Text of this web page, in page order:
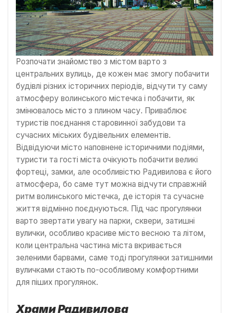
Розпочати знайомство з містом варто з
центральних вулиць, де кожен має змогу побачити
будівлі різних історичних періодів, відчути ту саму
атмосферу волинського містечка і побачити, як
змінювалось місто з плином часу. Приваблює
туристів поєднання старовинної забудови та
сучасних міських будівельних елементів.
Відвідуючи місто наповнене історичними подіями,
туристи та гості міста очікують побачити великі
фортеці, замки, але особливістю Радивилова є його
атмосфера, бо саме тут можна відчути справжній
ритм волинського містечка, де історія та сучасне
життя відмінно поєднуються. Під час прогулянки
варто звертати увагу на парки, сквери, затишні
вулички, особливо красиве місто весною та літом,
коли центральна частина міста вкривається
зеленими барвами, саме тоді прогулянки затишними
вуличками стають по-особливому комфортними
для піших прогулянок.
Храми Радивилова